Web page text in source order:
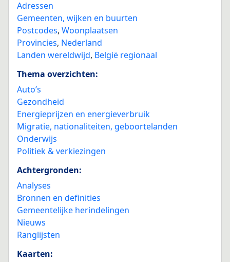
Adressen
Gemeenten, wijken en buurten
Postcodes, Woonplaatsen
Provincies, Nederland
Landen wereldwijd, België regionaal
Thema overzichten:
Auto’s
Gezondheid
Energieprijzen en energieverbruik
Migratie, nationaliteiten, geboortelanden
Onderwijs
Politiek & verkiezingen
Achtergronden:
Analyses
Bronnen en definities
Gemeentelijke herindelingen
Nieuws
Ranglijsten
Kaarten: